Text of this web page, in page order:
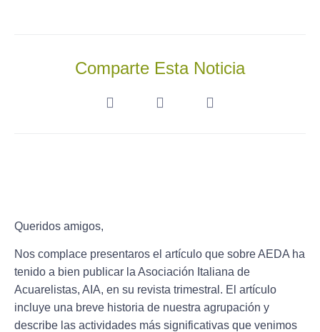
Comparte Esta Noticia
Queridos amigos,
Nos complace presentaros el artículo que sobre AEDA ha
tenido a bien publicar la Asociación Italiana de
Acuarelistas, AIA, en su revista trimestral. El artículo
incluye una breve historia de nuestra agrupación y
describe las actividades más significativas que venimos